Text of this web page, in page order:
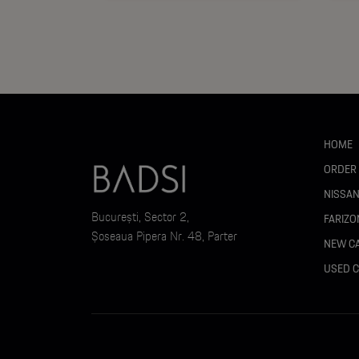
Tapițerie piele perforată neagră cu cusături bej
Finisaje interioare negre
Volan îmbrăcat în piele ecologică perforată
București, Sector 2,
Șoseaua Pipera Nr. 48, Parter
HOME
NISSAN
NEW
USED